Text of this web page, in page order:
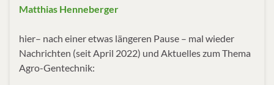
Matthias Henneberger
hier– nach einer etwas längeren Pause – mal wieder
Nachrichten (seit April 2022) und Aktuelles zum Thema
Agro-Gentechnik: